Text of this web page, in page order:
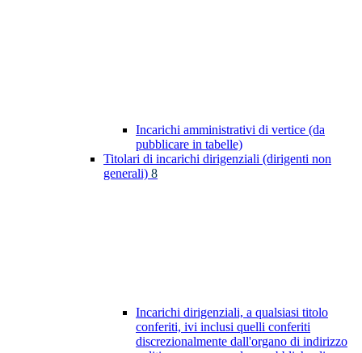
Incarichi amministrativi di vertice (da
pubblicare in tabelle)
Titolari di incarichi dirigenziali (dirigenti non
generali) 8
Incarichi dirigenziali, a qualsiasi titolo
conferiti, ivi inclusi quelli conferiti
discrezionalmente dall'organo di indirizzo